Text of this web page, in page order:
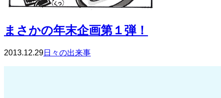
まさかの年末企画第１弾！
2013.12.29日々の出来事